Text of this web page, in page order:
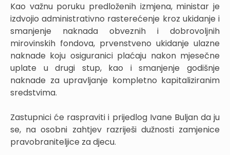
Kao važnu poruku predloženih izmjena, ministar je
izdvojio administrativno rasterećenje kroz ukidanje i
smanjenje naknada obveznih i dobrovoljnih
mirovinskih fondova, prvenstveno ukidanje ulazne
naknade koju osiguranici plaćaju nakon mjesečne
uplate u drugi stup, kao i smanjenje godišnje
naknade za upravljanje kompletno kapitaliziranim
sredstvima.
Zastupnici će raspraviti i prijedlog Ivane Buljan da ju
se, na osobni zahtjev razriješi dužnosti zamjenice
pravobraniteljice za djecu.